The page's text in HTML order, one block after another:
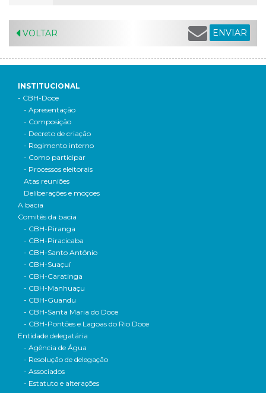
VOLTAR ENVIAR
INSTITUCIONAL
- CBH-Doce
- Apresentação
- Composição
- Decreto de criação
- Regimento interno
- Como participar
- Processos eleitorais
Atas reuniões
Deliberações e moçoes
A bacia
Comitês da bacia
- CBH-Piranga
- CBH-Piracicaba
- CBH-Santo Antônio
- CBH-Suaçuí
- CBH-Caratinga
- CBH-Manhuaçu
- CBH-Guandu
- CBH-Santa Maria do Doce
- CBH-Pontões e Lagoas do Rio Doce
Entidade delegatária
- Agência de Água
- Resolução de delegação
- Associados
- Estatuto e alterações